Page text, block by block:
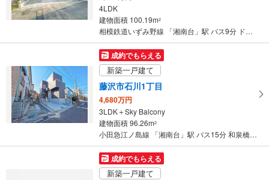
《車椅子対応》《ベビーキープ》
・ＡＥＤ
【相模鉄道】
・ＡＥＤ
【横浜市交通局】
・ＡＥＤ
に
存
る
4LDK
建物面積 100.19m2
相模鉄道いずみ野線 「湘南台」駅 バス9分 ドリームハイツ バス停下車 徒歩18分
成約でもらえる
新築一戸建て
藤沢市石川1丁目
4,680万円
3LDK＋Sky Balcony
建物面積 96.26m2
小田急江ノ島線 「湘南台」駅 バス15分 和泉橋 バス停下車 徒歩1分
成約でもらえる
新築一戸建て